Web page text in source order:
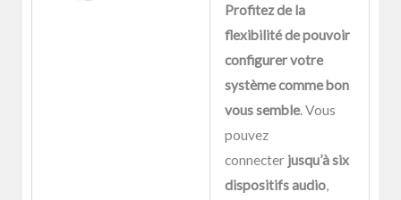
Profitez de la
flexibilité de pouvoir
configurer votre
système comme bon
vous semble. Vous
pouvez
connecter jusqu’à six
dispositifs audio,